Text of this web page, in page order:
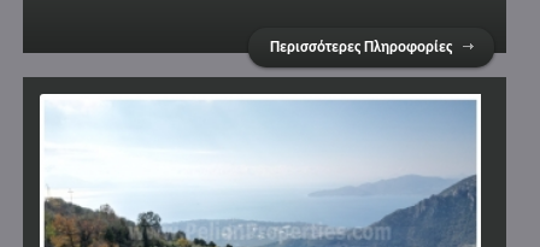
Περισσότερες Πληροφορίες